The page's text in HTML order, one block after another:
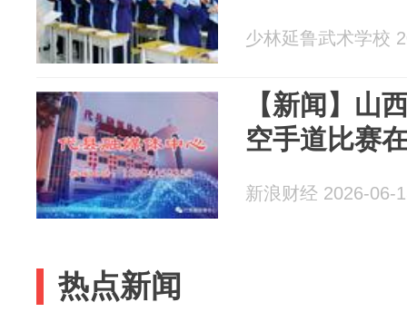
少林延鲁武术学校
【新闻】山
空手道比赛
新浪财经 2026-06-
热点新闻